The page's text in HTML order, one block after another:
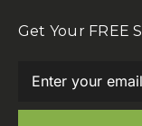
Get Your FREE